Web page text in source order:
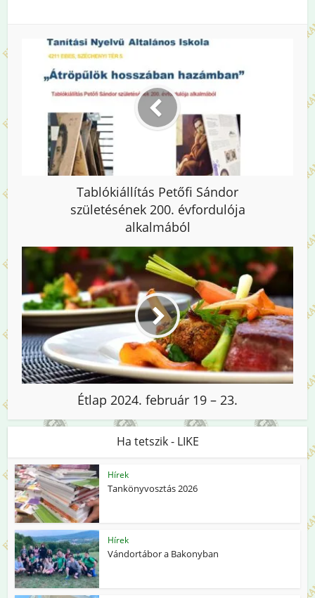
Tablókiállítás Petőfi Sándor
születésének 200. évfordulója
alkalmából
Étlap 2024. február 19 – 23.
Ha tetszik - LIKE
Hírek
Tankönyvosztás 2026
Hírek
Vándortábor a Bakonyban